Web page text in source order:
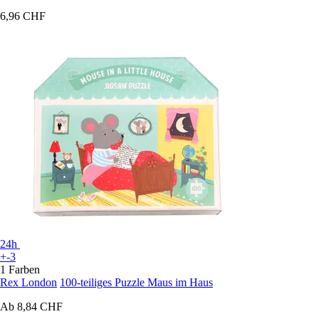
6,96 CHF
24h
+-3
1 Farben
Rex London 100-teiliges Puzzle Maus im Haus
Ab 8,84 CHF